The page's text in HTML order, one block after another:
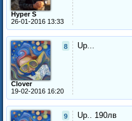
Hyper S
26-01-2016 13:33
8
Clover
19-02-2016 16:20
Up...
9 Up.. 190лв